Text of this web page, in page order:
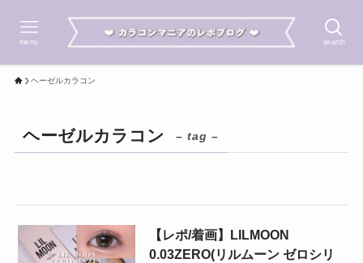
search
menu
ヘーゼルカラコン
ヘーゼルカラコン – tag –
【レポ/着画】LILMOON
0.03ZERO(リルムーン ゼロシリ